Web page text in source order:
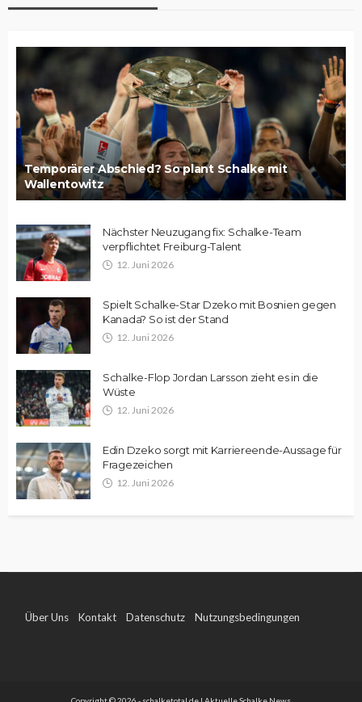
Temporärer Abschied? So plant Schalke mit
Wallentowitz
Nächster Neuzugang fix: Schalke-Team
verpflichtet Freiburg-Talent
12. Juni 2026
Spielt Schalke-Star Dzeko mit Bosnien gegen
Kanada? So ist der Stand
12. Juni 2026
Schalke-Flop Jordan Larsson zieht es in die
Wüste
12. Juni 2026
Edin Dzeko sorgt mit Karriereende-Aussage für
Fragezeichen
12. Juni 2026
Über Uns Kontakt Datenschutz Nutzungsbedingungen